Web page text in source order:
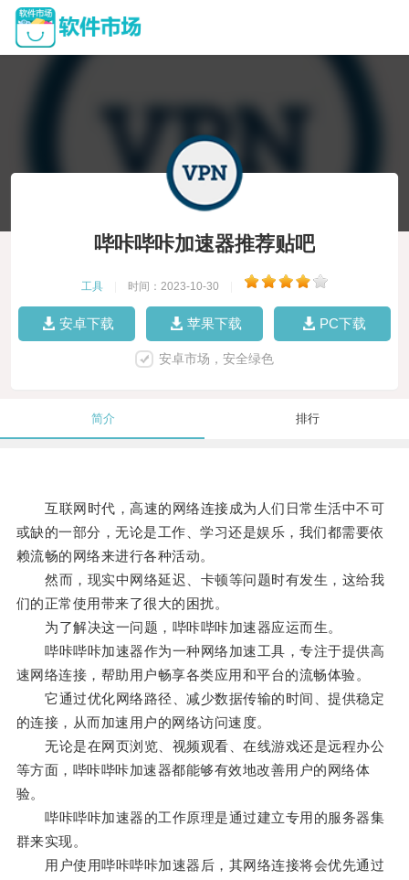
哔咔哔咔加速器推荐贴吧
工具 时间：2023-10-30
安卓下载 苹果下载 PC下载
安卓市场，安全绿色
简介 排行
互联网时代，高速的网络连接成为人们日常生活中不可
或缺的一部分，无论是工作、学习还是娱乐，我们都需要依
赖流畅的网络来进行各种活动。
然而，现实中网络延迟、卡顿等问题时有发生，这给我
们的正常使用带来了很大的困扰。
为了解决这一问题，哔咔哔咔加速器应运而生。
哔咔哔咔加速器作为一种网络加速工具，专注于提供高
速网络连接，帮助用户畅享各类应用和平台的流畅体验。
它通过优化网络路径、减少数据传输的时间、提供稳定
的连接，从而加速用户的网络访问速度。
无论是在网页浏览、视频观看、在线游戏还是远程办公
等方面，哔咔哔咔加速器都能够有效地改善用户的网络体
验。
哔咔哔咔加速器的工作原理是通过建立专用的服务器集
群来实现。
用户使用哔咔哔咔加速器后，其网络连接将会优先通过